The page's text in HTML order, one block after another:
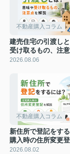
不動産購入コラム
建売住宅の引渡し
受け取るもの、注
2026.08.06
不動産購入コラム
新住所で登記をす
購入時の住所変更
2026.08.02